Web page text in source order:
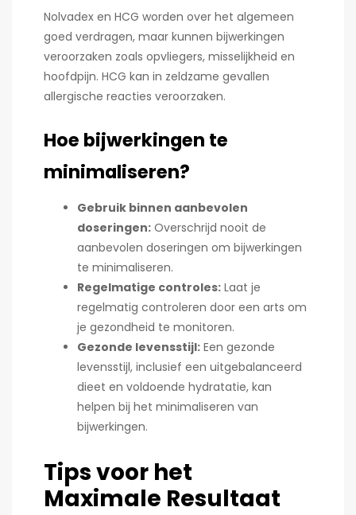
Nolvadex en HCG worden over het algemeen
goed verdragen, maar kunnen bijwerkingen
veroorzaken zoals opvliegers, misselijkheid en
hoofdpijn. HCG kan in zeldzame gevallen
allergische reacties veroorzaken.
Hoe bijwerkingen te
minimaliseren?
Gebruik binnen aanbevolen
doseringen: Overschrijd nooit de
aanbevolen doseringen om bijwerkingen
te minimaliseren.
Regelmatige controles: Laat je
regelmatig controleren door een arts om
je gezondheid te monitoren.
Gezonde levensstijl: Een gezonde
levensstijl, inclusief een uitgebalanceerd
dieet en voldoende hydratatie, kan
helpen bij het minimaliseren van
bijwerkingen.
Tips voor het
Maximale Resultaat